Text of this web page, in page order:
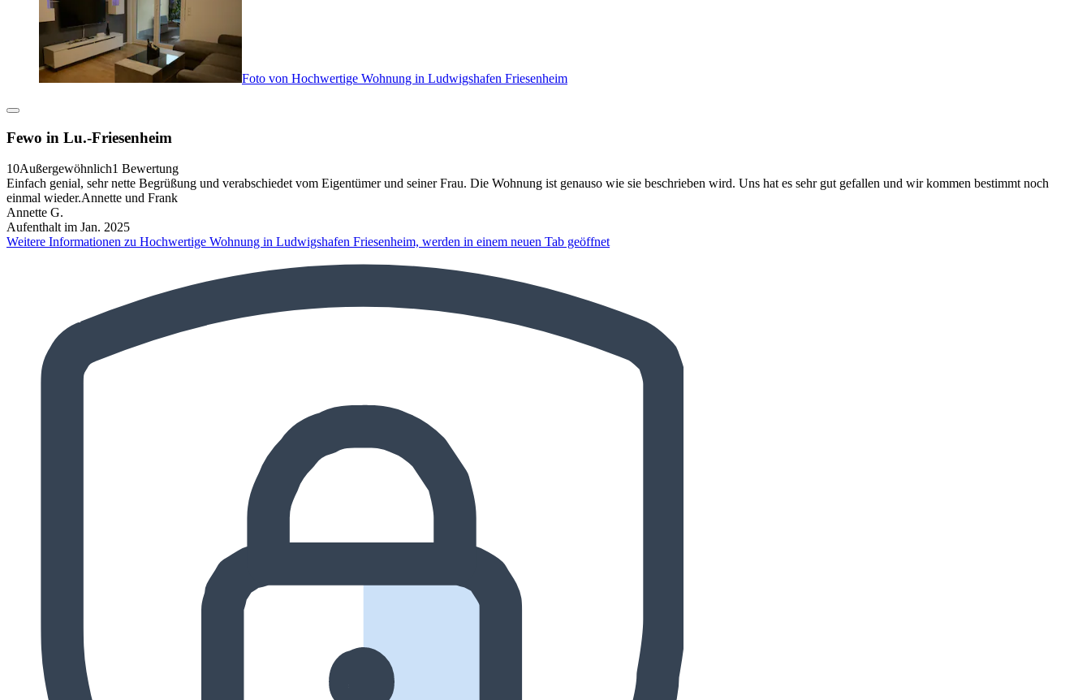
Foto von Hochwertige Wohnung in Ludwigshafen Friesenheim
Fewo in Lu.-Friesenheim
10Außergewöhnlich1 Bewertung
Einfach genial, sehr nette Begrüßung und verabschiedet vom Eigentümer und seiner Frau. Die Wohnung ist genauso wie sie beschrieben wird. Uns hat es sehr gut gefallen und wir kommen bestimmt noch
einmal wieder.Annette und Frank
Annette G.
Aufenthalt im Jan. 2025
Weitere Informationen zu Hochwertige Wohnung in Ludwigshafen Friesenheim, werden in einem neuen Tab geöffnet